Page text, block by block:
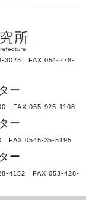
3028 FAX:054-278-
ー
FAX:055-925-1108
ー
FAX:0545-35-5195
ー
4152 FAX:053-428-